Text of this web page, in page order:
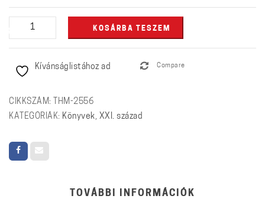
Célkeresztben
a
mennyiség
KOSÁRBA TESZEM
Kívánságlistához ad Compare
CIKKSZÁM:
THM-2556
KATEGÓRIÁK: Könyvek, XXI. század
TOVÁBBI INFORMÁCIÓK